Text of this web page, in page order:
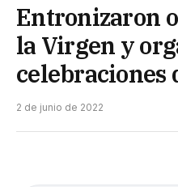
Entronizaron
la Virgen y
celebraciones
2 de junio de 2022